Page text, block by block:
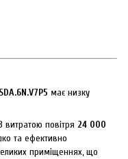
має низку
витратою повітря 24 000
та ефективно
приміщеннях, що